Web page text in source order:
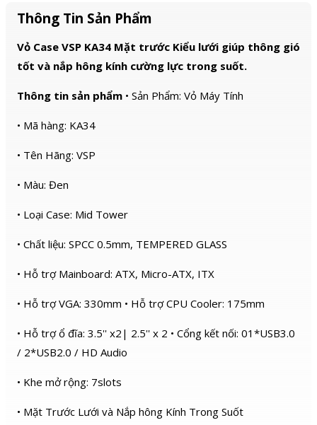
Thông Tin Sản Phẩm
Vỏ Case VSP KA34 Mặt trước Kiểu lưới giúp thông gió
tốt và nắp hông kính cường lực trong suốt.
Thông tin sản phẩm • Sản Phẩm: Vỏ Máy Tính
• Mã hàng: KA34
• Tên Hãng: VSP
• Màu: Đen
• Loại Case: Mid Tower
• Chất liệu: SPCC 0.5mm, TEMPERED GLASS
• Hỗ trợ Mainboard: ATX, Micro-ATX, ITX
• Hỗ trợ VGA: 330mm • Hỗ trợ CPU Cooler: 175mm
• Hỗ trợ ổ đĩa: 3.5'' x2| 2.5'' x 2 • Cổng kết nối: 01*USB3.0
/ 2*USB2.0 / HD Audio
• Khe mở rộng: 7slots
• Mặt Trước Lưới và Nắp hông Kính Trong Suốt